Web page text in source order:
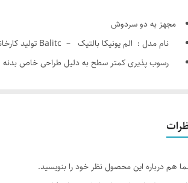
مجهز به دو سردوش
نام مدل : الم یونیکا بالتیک – Balitc تولید کارخانه شودر
رسوب­ پذیری کم­تر سطح به دلیل طراحی خاص بدنه
پوشش آبکاری با ضخامت بیش از حد استاندارد
محل نصب : حمام
هم درباره این محصول نظر خود را بنویسید.